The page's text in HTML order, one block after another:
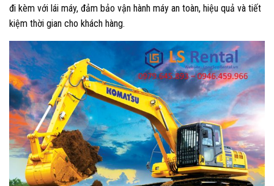
đi kèm với lái máy, đảm bảo vận hành máy an toàn, hiệu quả và tiết
kiệm thời gian cho khách hàng.